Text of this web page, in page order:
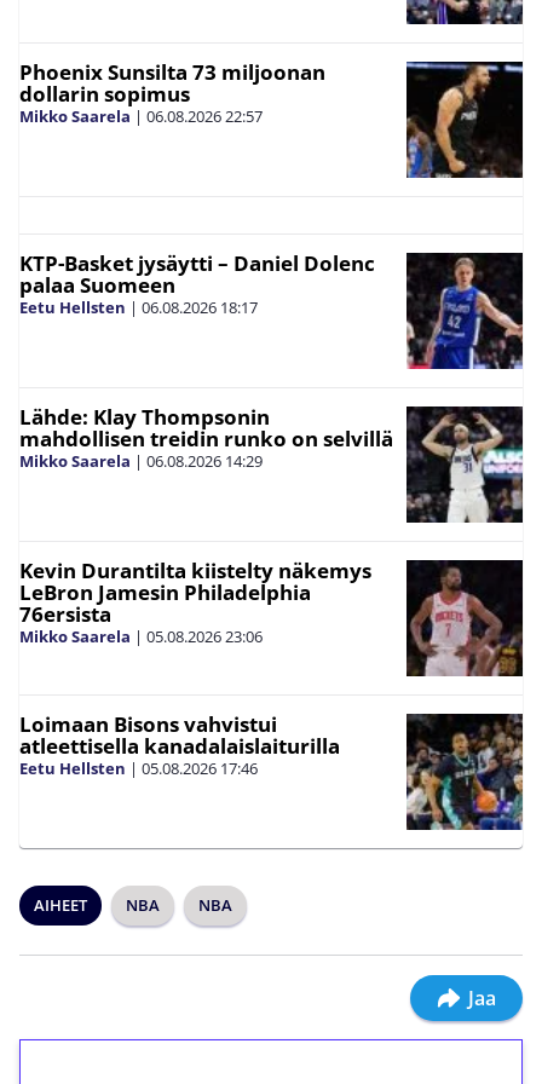
Phoenix Sunsilta 73 miljoonan
dollarin sopimus
Mikko Saarela | 06.08.202622:57
KTP-Basket jysäytti – Daniel Dolenc
palaa Suomeen
Eetu Hellsten | 06.08.2026 18:17
Lähde: Klay Thompsonin
mahdollisen treidin runko on selvillä
Mikko Saarela | 06.08.2026 14:29
Kevin Durantilta kiistelty näkemys
LeBron Jamesin Philadelphia
76ersista
Mikko Saarela | 05.08.202623:06
Loimaan Bisons vahvistui
atleettisella kanadalaislaiturilla
Eetu Hellsten | 05.08.2026 17:46
AIHEET NBA NBA
Jaa